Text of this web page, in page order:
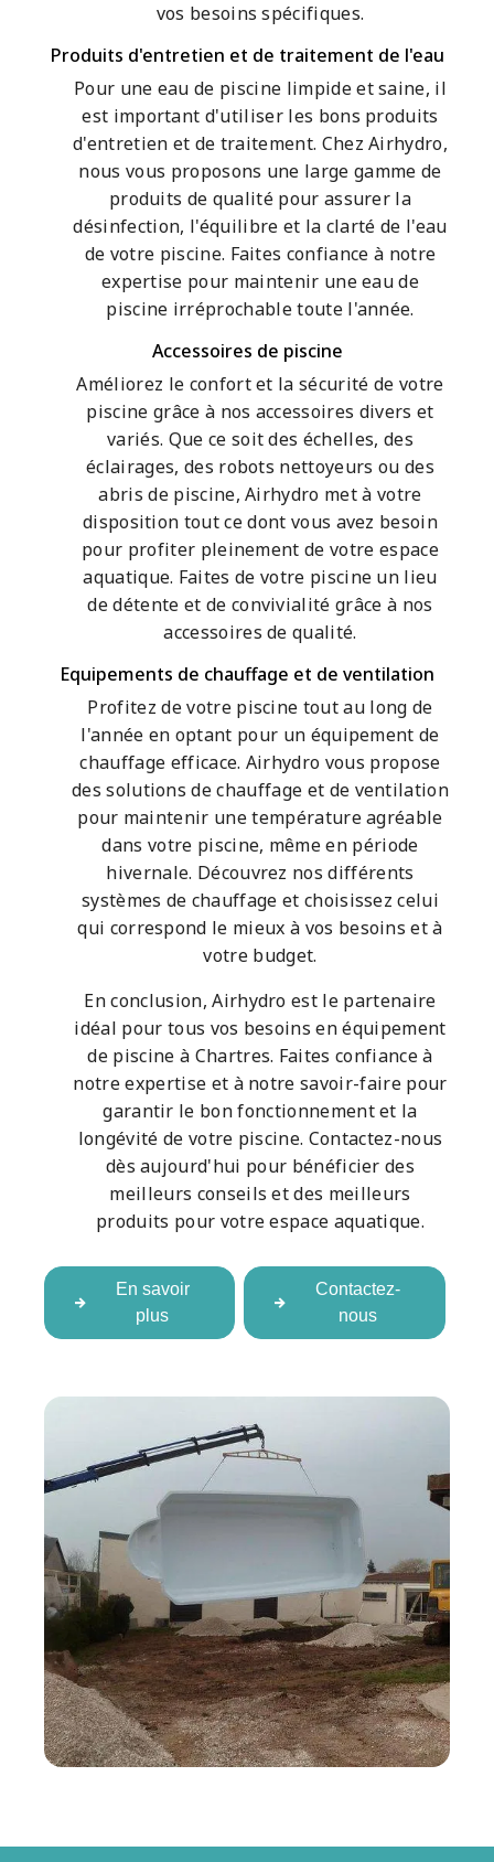
vos besoins spécifiques.
Produits d'entretien et de traitement de l'eau
Pour une eau de piscine limpide et saine, il
est important d'utiliser les bons produits
d'entretien et de traitement. Chez Airhydro,
nous vous proposons une large gamme de
produits de qualité pour assurer la
désinfection, l'équilibre et la clarté de l'eau
de votre piscine. Faites confiance à notre
expertise pour maintenir une eau de
piscine irréprochable toute l'année.
Accessoires de piscine
Améliorez le confort et la sécurité de votre
piscine grâce à nos accessoires divers et
variés. Que ce soit des échelles, des
éclairages, des robots nettoyeurs ou des
abris de piscine, Airhydro met à votre
disposition tout ce dont vous avez besoin
pour profiter pleinement de votre espace
aquatique. Faites de votre piscine un lieu
de détente et de convivialité grâce à nos
accessoires de qualité.
Equipements de chauffage et de ventilation
Profitez de votre piscine tout au long de
l'année en optant pour un équipement de
chauffage efficace. Airhydro vous propose
des solutions de chauffage et de ventilation
pour maintenir une température agréable
dans votre piscine, même en période
hivernale. Découvrez nos différents
systèmes de chauffage et choisissez celui
qui correspond le mieux à vos besoins et à
votre budget.
En conclusion, Airhydro est le partenaire
idéal pour tous vos besoins en équipement
de piscine à Chartres. Faites confiance à
notre expertise et à notre savoir-faire pour
garantir le bon fonctionnement et la
longévité de votre piscine. Contactez-nous
dès aujourd'hui pour bénéficier des
meilleurs conseils et des meilleurs
produits pour votre espace aquatique.
En savoir
plus
Contactez-
nous